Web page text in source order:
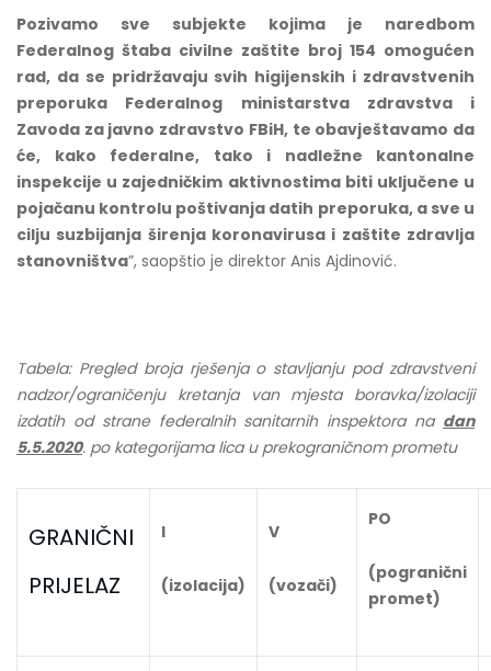
Pozivamo sve subjekte kojima je naredbom
Federalnog štaba civilne zaštite broj 154 omogućen
rad, da se pridržavaju svih higijenskih i zdravstvenih
preporuka Federalnog ministarstva zdravstva i
Zavoda za javno zdravstvo FBiH, te obavještavamo da
će, kako federalne, tako i nadležne kantonalne
inspekcije u zajedničkim aktivnostima biti uključene u
pojačanu kontrolu poštivanja datih preporuka, a sve u
cilju suzbijanja širenja koronavirusa i zaštite zdravlja
stanovništva”, saopštio je direktor Anis Ajdinović.
Tabela: Pregled broja rješenja o stavljanju pod zdravstveni
nadzor/ograničenju kretanja van mjesta boravka/izolaciji
izdatih od strane federalnih sanitarnih inspektora na dan
5.5.2020. po kategorijama lica u prekograničnom prometu
GRANIČNI
PRIJELAZ
I
(izolacija)
V
(vozači)
PO
(pogranični
promet)